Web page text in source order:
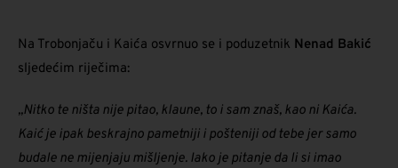
Na Trobonjaču i Kaića osvrnuo se i poduzetnik Nenad Bakić
sljedećim riječima:
„Nitko te ništa nije pitao, klaune, to i sam znaš, kao ni Kaića.
Kaić je ipak beskrajno pametniji i pošteniji od tebe jer samo
budale ne mijenjaju mišljenje. Iako je pitanje da li si imao